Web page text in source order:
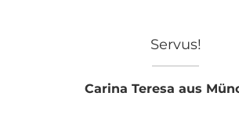
Servus!
Carina Teresa aus